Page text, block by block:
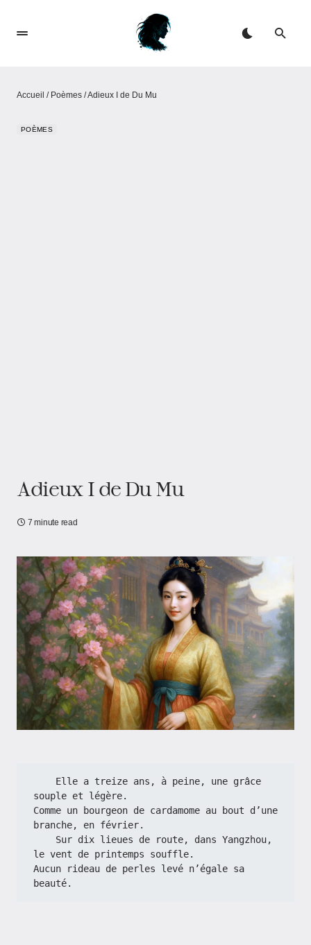
Accueil / Poèmes /Adieux I de Du Mu
POÈMES
Adieux I de Du Mu
7 minute read
souple et légère.
Comme un bourgeon de cardamome au bout d’une
branche, en février.
le vent de printemps souffle.
Aucun rideau de perles levé n’égale sa
beauté.